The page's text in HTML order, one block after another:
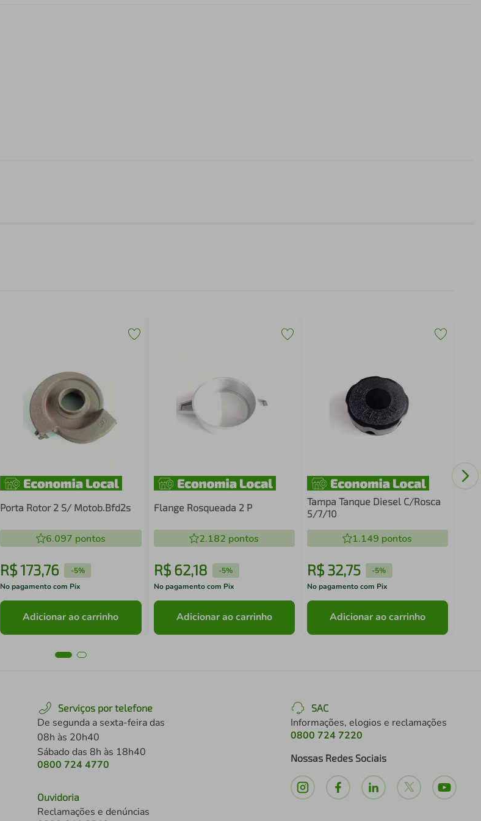
Porta Rotor 2 S/ Motob.Bfd2s
6.097 pontos
R$173,76 -5%
No pagamento com Pix
Adicionar ao carrinho
Flange Rosqueada 2 P
2.182 pontos
R$ 62,18 -5%
No pagamento com Pix
Adicionar ao carrinho
Tampa Tanque Diesel C/Rosca
5/7/10
1.149 pontos
R$ 32,75 -5%
No pagamento com Pix
Adicionar ao carrinho
Serviços por telefone
De segunda a sexta-feira das
08h às 20h40
Sábado das 8h às 18h40
0800 724 4770
Ouvidoria
Reclamações e denúncias
SAC
Informações, elogios e reclamações
0800 724 7220
Nossas Redes Sociais